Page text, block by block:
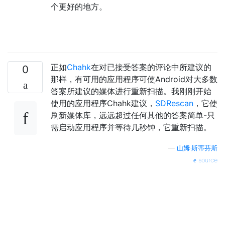
个更好的地方。
0 正如Chahk在对已接受答案的评论中所建议的
那样，有可用的应用程序可使Android对大多数
答案所建议的媒体进行重新扫描。我刚刚开始
使用的应用程序Chahk建议， SDRescan ，它使
刷新媒体库，远远超过任何其他的答案简单-只
需启动应用程序并等待几秒钟，它重新扫描。
山姆·斯蒂芬斯
source